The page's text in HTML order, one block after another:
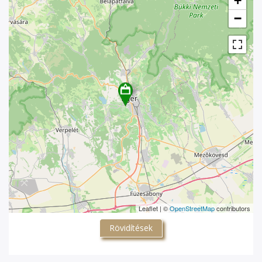
Koltai András, 2025)
−
Leaflet | ©OpenStreetMapcontributors
Rövidítések